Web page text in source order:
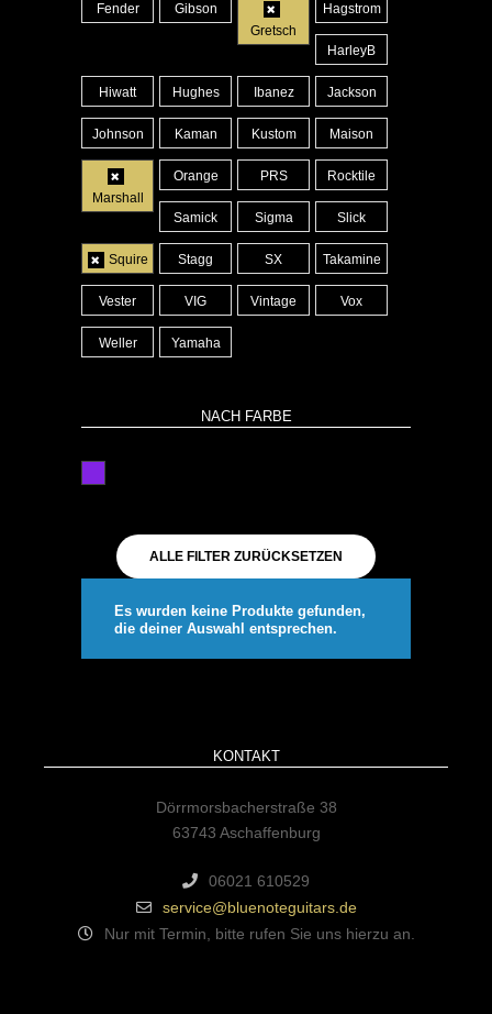
Es wurden keine Produkte gefunden,
die deiner Auswahl entsprechen.
Fender
Gibson
Gretsch
Hagstrom
HarleyB
Hiwatt Hughes Ibanez Jackson
Johnson Kaman Kustom Maison
Marshall
Orange PRS Rocktile
Samick Sigma Slick
Squire Stagg SX Takamine
Vester VIG Vintage Vox
Weller Yamaha
NACH FARBE
ALLE FILTER ZURÜCKSETZEN
KONTAKT
Dörrmorsbacherstraße 38
63743 Aschaffenburg
06021 610529
service@bluenoteguitars.de
Nur mit Termin, bitte rufen Sie uns hierzu an.